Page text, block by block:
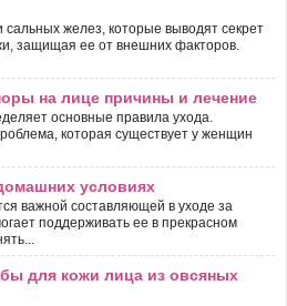
сальных желез, которые выводят секрет
защищая ее от внешних факторов.
на лице причины и лечение
основные правила ухода.
которая существует у женщин
условиях
важной составляющей в уходе за
поддерживать ее в прекрасном
для кожи лица из овсяных